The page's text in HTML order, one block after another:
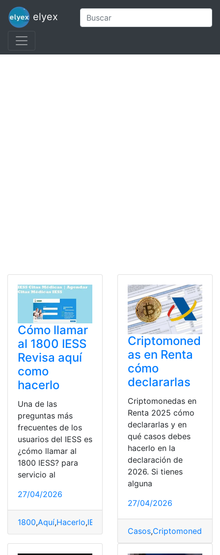
elyex
Cómo llamar
al 1800 IESS
Revisa aquí
como
hacerlo
Una de las
preguntas más
frecuentes de los
usuarios del IESS es
¿cómo llamar al
1800 IESS? para
servicio al
27/04/2026
1800,Aquí,Hacerlo,IESS llamar,Revisa
Criptomoned
as en Renta
cómo
declararlas
Criptomonedas en
Renta 2025 cómo
declararlas y en
qué casos debes
hacerlo en la
declaración de
2026. Si tienes
alguna
27/04/2026
Casos,Criptomonedas